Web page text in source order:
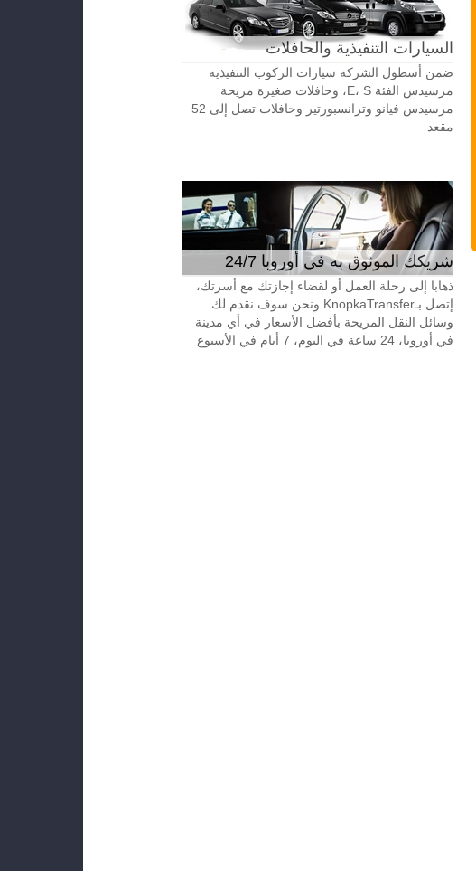
السيارات التنفيذية والحافلات
ضمن أسطول الشركة سيارات الركوب التنفيذية
مرسيدس الفئة E، S، وحافلات صغيرة مريحة
مرسيدس فيانو وترانسبورتير وحافلات تصل إلى 52
مقعد
شريكك الموثوق به في أوروبا 24/7
ذهابا إلى رحلة العمل أو لقضاء إجازتك مع أسرتك،
إتصل بـKnopkaTransfer ونحن سوف نقدم لك
وسائل النقل المريحة بأفضل الأسعار في أي مدينة
في أوروبا، 24 ساعة في اليوم، 7 أيام في الأسبوع